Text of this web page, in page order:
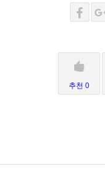
추천 0